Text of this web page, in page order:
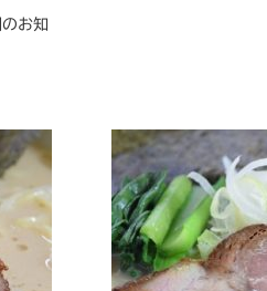
お知